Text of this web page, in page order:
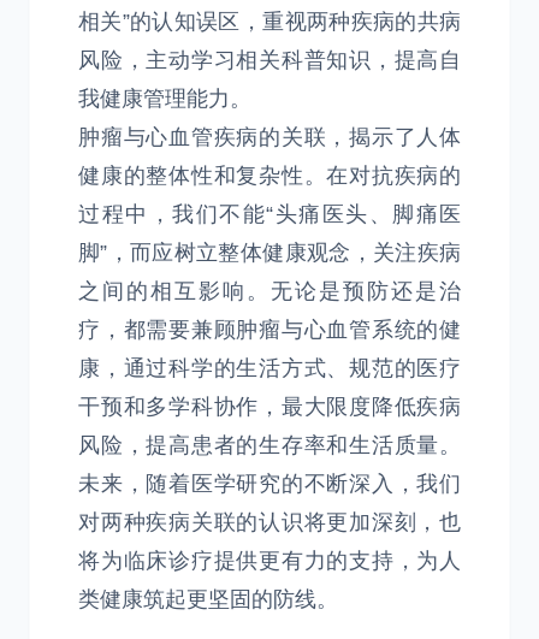
相关”的认知误区，重视两种疾病的共病
风险，主动学习相关科普知识，提高自
我健康管理能力。
肿瘤与心血管疾病的关联，揭示了人体
健康的整体性和复杂性。在对抗疾病的
过程中，我们不能“头痛医头、脚痛医
脚”，而应树立整体健康观念，关注疾病
之间的相互影响。无论是预防还是治
疗，都需要兼顾肿瘤与心血管系统的健
康，通过科学的生活方式、规范的医疗
干预和多学科协作，最大限度降低疾病
风险，提高患者的生存率和生活质量。
未来，随着医学研究的不断深入，我们
对两种疾病关联的认识将更加深刻，也
将为临床诊疗提供更有力的支持，为人
类健康筑起更坚固的防线。